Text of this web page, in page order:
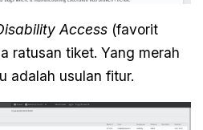
Access (favorit
ratusan tiket. Yang merah
adalah usulan fitur.